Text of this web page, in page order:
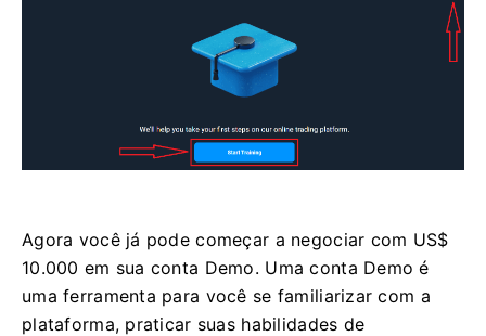
Agora você já pode começar a negociar com US$
10.000 em sua conta Demo. Uma conta Demo é
uma ferramenta para você se familiarizar com a
plataforma, praticar suas habilidades de